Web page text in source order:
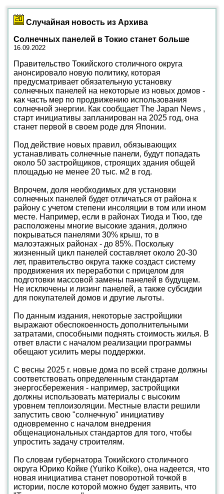
Случайная новость из Архива
Солнечных панелей в Токио станет больше
16.09.2022
Правительство Токийского столичного округа
анонсировало новую политику, которая
предусматривает обязательную установку
солнечных панелей на некоторые из новых домов -
как часть мер по продвижению использования
солнечной энергии. Как сообщает The Japan News ,
старт инициативы запланирован на 2025 год, она
станет первой в своем роде для Японии.
Под действие новых правил, обязывающих
устанавливать солнечные панели, будут попадать
около 50 застройщиков, строящих здания общей
площадью не менее 20 тыс. м2 в год.
Впрочем, доля необходимых для установки
солнечных панелей будет отличаться от района к
району с учетом степени инсоляции в том или ином
месте. Например, если в районах Тиода и Тюо, где
расположены многие высокие здания, должно
покрываться панелями 30% крыш, то в
малоэтажных районах - до 85%. Поскольку
жизненный цикл панелей составляет около 20-30
лет, правительство округа также создаст систему
продвижения их переработки с прицелом для
подготовки массовой замены панелей в будущем.
Не исключены и лизинг панелей, а также субсидии
для покупателей домов и другие льготы.
По данным издания, некоторые застройщики
выражают обеспокоенность дополнительными
затратами, способными поднять стоимость жилья. В
ответ власти с началом реализации программы
обещают усилить меры поддержки.
С весны 2025 г. новые дома по всей стране должны
соответствовать определенным стандартам
энергосбережения - например, застройщики
должны использовать материалы с высоким
уровнем теплоизоляции. Местные власти решили
запустить свою "солнечную" инициативу
одновременно с началом внедрения
общенациональных стандартов для того, чтобы
упростить задачу строителям.
По словам губернатора Токийского столичного
округа Юрико Койке (Yuriko Koike), она надеется, что
новая инициатива станет поворотной точкой в
истории, после которой можно будет заявить, что